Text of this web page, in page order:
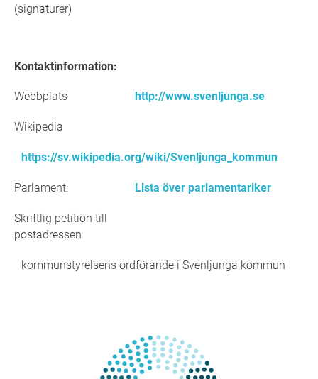
(signaturer)
Kontaktinformation:
Webbplats http://www.svenljunga.se
Wikipedia
https://sv.wikipedia.org/wiki/Svenljunga_kommun
Parlament: Lista över parlamentariker
Skriftlig petition till
postadressen
kommunstyrelsens ordförande i Svenljunga kommun